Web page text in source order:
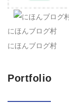
にほんブログ村
にほんブログ村
Portfolio